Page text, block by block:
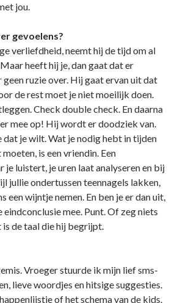
jou.
gevoelens?
verliefdheid, neemt hij de tijd om al
heeft hij je, dan gaat dat er
ruzie over. Hij gaat ervan uit dat
de rest moet je niet moeilijk doen.
Check double check. En daarna
mee op! Hij wordt er doodziek van.
dat je wilt. Wat je nodig hebt in tijden
is een vriendin. Een
je luistert, je uren laat analyseren en bij
jullie ondertussen teennagels lakken,
een wijntje nemen. En ben je er dan uit,
eindconclusie mee. Punt. Of zeg niets
de taal die hij begrijpt.
Vroeger stuurde ik mijn lief sms-
lieve woordjes en hitsige suggesties.
of het schema van de kids.